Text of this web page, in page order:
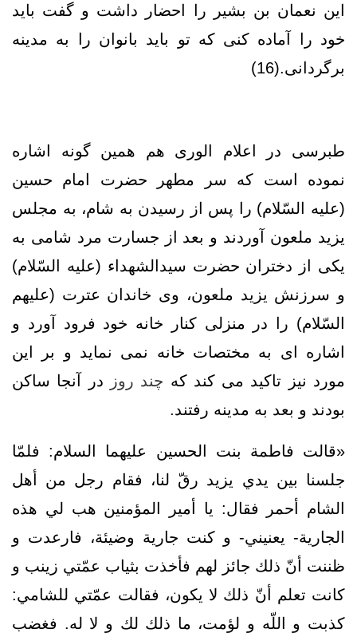
اين نعمان بن بشير را احضار داشت و گفت بايد
خود را آماده كنى كه تو بايد بانوان را به مدينه
برگردانى.(16)
طبرسی در اعلام الوری هم همین گونه اشاره
نموده است که سر مطهر حضرت امام حسین
(علیه السّلام) را پس از رسیدن به شام، به مجلس
یزید ملعون آوردند و بعد از جسارت مرد شامی به
یکی از دختران حضرت سیدالشهداء (علیه السّلام)
و سرزنش یزید ملعون، وی خاندان عترت (علیهم
السّلام) را در منزلی کنار خانه خود فرود آورد و
اشاره ای به مختصات خانه نمی نماید و بر این
مورد نیز تاکید می کند که چند روز
در آنجا ساکن
بودند و بعد به مدینه رفتند.
«قالت فاطمة بنت الحسين عليهما السلام: فلمّا
جلسنا بين يدي يزيد رقّ لنا، فقام رجل من أهل
الشام أحمر فقال: يا أمير المؤمنين هب لي هذه‏
الجارية- يعنيني- و كنت جارية وضيئة، فارعدت و
ظننت أنّ ذلك جائز لهم فأخذت بثياب عمّتي زينب و
كانت تعلم أنّ ذلك لا يكون، فقالت عمّتي للشامي:
كذبت و اللّه و لؤمت، ما ذلك لك و لا له. فغضب